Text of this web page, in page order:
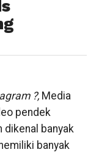
?, Media
pendek
dikenal banyak
banyak